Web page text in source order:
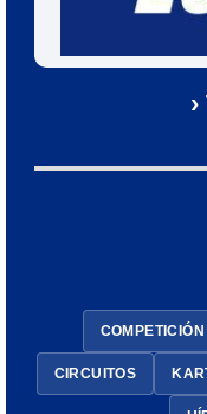
COMPETICIÓN
CIRCUITOS